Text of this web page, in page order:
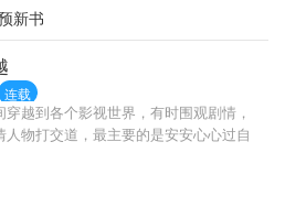
就和傅景洲唯一忌惮的百年望族继承
。——人人都说陆屿怎么可能会要傅景
女人，不过是贪她美色，尝尝滋味，玩
。直到一段仅有几秒的视频转爆热搜
贵清隽的男人将小姑娘箍在怀里，亲
喑哑又危险的嗓音抵着她唇角。一字
才说什么？离婚？”他怀里的小姑娘红唇
…不离。”PS：男主（陆屿）蓄谋已
新书
连载
穿越到各个影视世界，有时围观剧情，
人物打交道，最主要的是安安心心过自